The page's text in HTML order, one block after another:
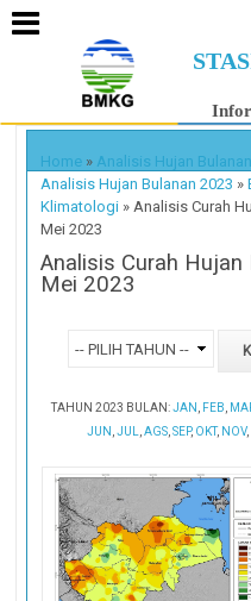
Home » Analisis Hujan Bulanan
Analisis Hujan Bulanan 2023 »
Klimatologi » Analisis Curah
Mei 2023
Analisis Curah Hujan
Mei 2023
TAHUN 2023 BULAN:JAN FEB
JUN ,JUL ,AGS ,SEP, OKT, NOV,